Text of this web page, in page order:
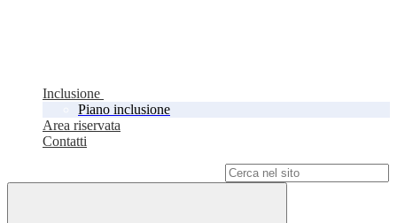
Inclusione
Piano inclusione
Area riservata
Contatti